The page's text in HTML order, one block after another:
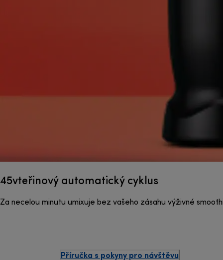
45vteřinový automatický cyklus
Za necelou minutu umixuje bez vašeho zásahu výživné
Příručka s pokyny pro návštěvu